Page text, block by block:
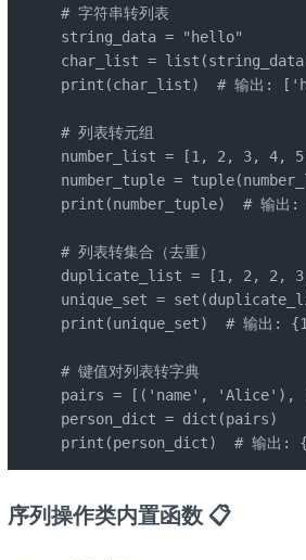
# 字符串转列表
string_data = "hello"
char_list =
print(char_list)  # 输
# 列表转元组
number_list = [1, 2, 3, 4,
number_tuple =
print(number_tuple)  # 输
# 列表转集合（去重）
duplicate_list = [1, 2, 2,
unique_set =
print(unique_set)  # 输出:
# 键值对列表转字典
pairs = [('name',
person_dict = dict(pairs)
print(person_dict)  # 输
序列操作类内置函数 📋